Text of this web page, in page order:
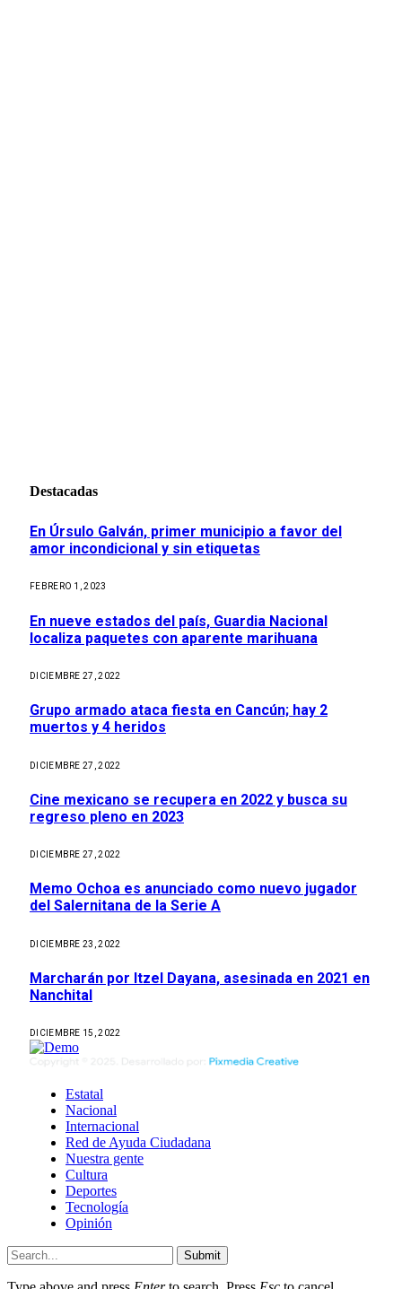
Destacadas
En Úrsulo Galván, primer municipio a favor del
amor incondicional y sin etiquetas
FEBRERO 1, 2023
En nueve estados del país, Guardia Nacional
localiza paquetes con aparente marihuana
DICIEMBRE 27, 2022
Grupo armado ataca fiesta en Cancún; hay 2
muertos y 4 heridos
DICIEMBRE 27, 2022
Cine mexicano se recupera en 2022 y busca su
regreso pleno en 2023
DICIEMBRE 27, 2022
Memo Ochoa es anunciado como nuevo jugador
del Salernitana de la Serie A
DICIEMBRE 23, 2022
Marcharán por Itzel Dayana, asesinada en 2021 en
Nanchital
DICIEMBRE 15, 2022
Estatal
Nacional
Internacional
Red de Ayuda Ciudadana
Nuestra gente
Cultura
Deportes
Tecnología
Opinión
Submit